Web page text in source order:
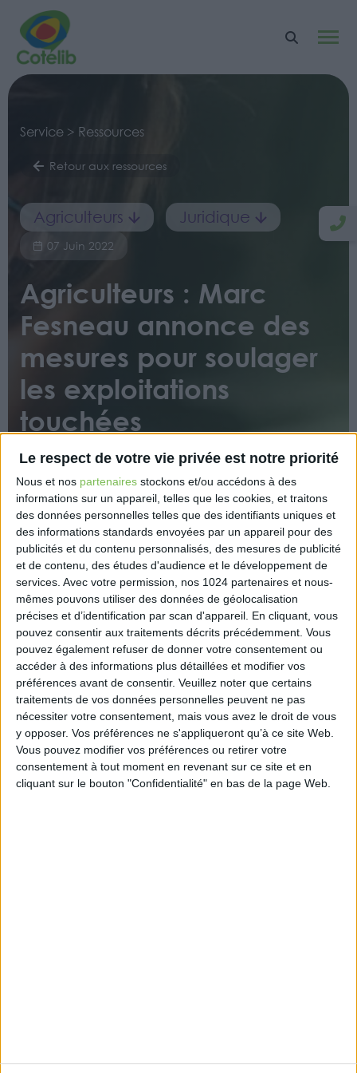
Le respect de votre vie privée est notre priorité
Nous et nos partenaires stockons et/ou accédons à des
informations sur un appareil, telles que les cookies, et traitons
des données personnelles telles que des identifiants uniques et
des informations standards envoyées par un appareil pour des
publicités et du contenu personnalisés, des mesures de publicité
et de contenu, des études d'audience et le développement de
services. Avec votre permission, nos 1024 partenaires et nous-
mêmes pouvons utiliser des données de géolocalisation
précises et d’identification par scan d'appareil. En cliquant, vous
pouvez consentir aux traitements décrits précédemment. Vous
pouvez également refuser de donner votre consentement ou
accéder à des informations plus détaillées et modifier vos
préférences avant de consentir. Veuillez noter que certains
traitements de vos données personnelles peuvent ne pas
nécessiter votre consentement, mais vous avez le droit de vous
y opposer. Vos préférences ne s'appliqueront qu’à ce site Web.
Vous pouvez modifier vos préférences ou retirer votre
consentement à tout moment en revenant sur ce site et en
cliquant sur le bouton "Confidentialité" en bas de la page Web.
Service > Ressources
Retour aux ressources
Agriculteurs Juridique
07 Juin 2022
Agriculteurs : Marc
Fesneau annonce des
mesures pour soulager
les exploitations
touchées
Le nouveau ministre de l’Agriculture et de la
Souveraineté alimentaire Marc Fesneau a annoncé
lundi 6 juin dans l’est du Bordelais l’activation d’une
série de mesures, dont l’étalement du
remboursement des prêts garantis par l’Etat, pour
soulager les exploitations agricoles touchées par
l’épisode violent de grêle qui a traversé la France en
fin de semaine dernière.
https://www.terre-net.fr/actualite-
agricole/politique-syndicalisme/article/marc-
fesneau-annonce-des-mesures-pour-soulager-les-
exploitations-touchees-205-208694.html#xtor=RSS-1
Je sécurise mon activité